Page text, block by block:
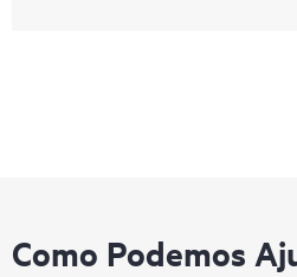
Como Podemos